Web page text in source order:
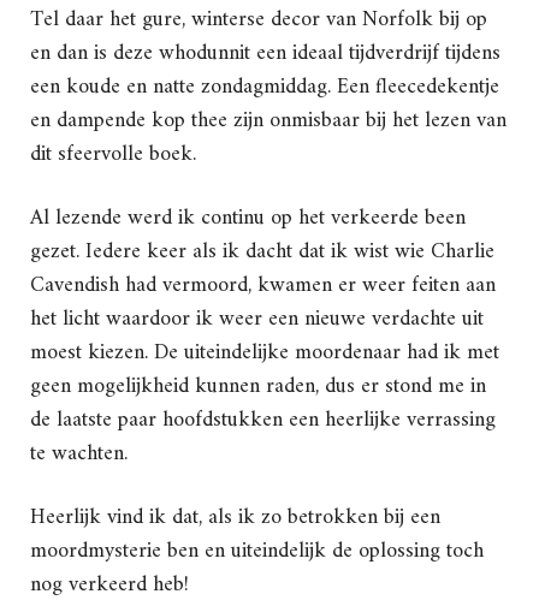
Tel daar het gure, winterse decor van Norfolk bij op
en dan is deze whodunnit een ideaal tijdverdrijf tijdens
een koude en natte zondagmiddag. Een fleecedekentje
en dampende kop thee zijn onmisbaar bij het lezen van
dit sfeervolle boek.
Al lezende werd ik continu op het verkeerde been
gezet. Iedere keer als ik dacht dat ik wist wie Charlie
Cavendish had vermoord, kwamen er weer feiten aan
het licht waardoor ik weer een nieuwe verdachte uit
moest kiezen. De uiteindelijke moordenaar had ik met
geen mogelijkheid kunnen raden, dus er stond me in
de laatste paar hoofdstukken een heerlijke verrassing
te wachten.
Heerlijk vind ik dat, als ik zo betrokken bij een
moordmysterie ben en uiteindelijk de oplossing toch
nog verkeerd heb!